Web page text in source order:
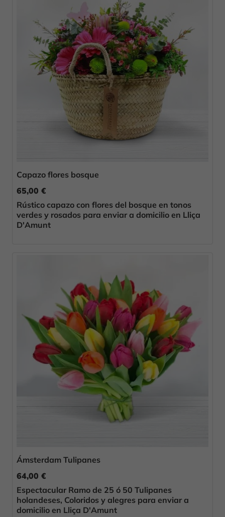
Capazo flores bosque
65,00 €
Rústico capazo con flores del bosque en tonos
verdes y rosados para enviar a domicilio en Lliça
D'Amunt
Ámsterdam Tulipanes
64,00 €
Espectacular Ramo de 25 ó 50 Tulipanes
holandeses, Coloridos y alegres para enviar a
domicilio en Lliça D'Amunt